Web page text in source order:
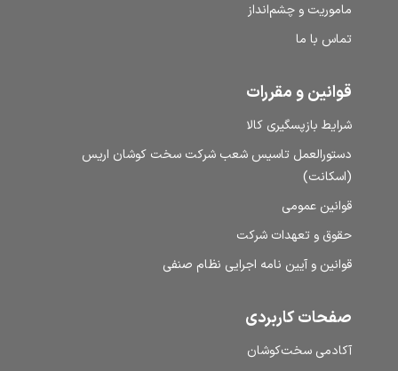
ماموریت و چشم‌انداز
تماس با ما
قوانین و مقررات
شرایط بازپسگیری کالا
دستورالعمل تاسیس شعب شرکت سخت کوشان اریس
(اسکانت)
قوانین عمومی
حقوق و تعهدات شرکت
قوانین و آیین نامه اجرایی نظام صنفی
صفحات کاربردی
آکادمی سخت‌کوشان